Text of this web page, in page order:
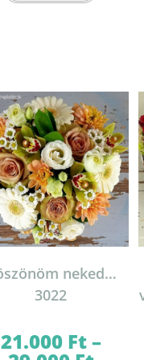
ki
neked…
3022
21.000 Ft–